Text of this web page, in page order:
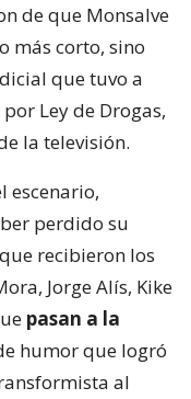
de que Monsalve
más corto, sino
que tuvo a
Ley de Drogas,
la televisión.
escenario,
perdido su
recibieron los
Jorge Alís, Kike
pasan a la
humor que logró
al